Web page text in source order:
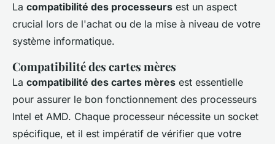
La compatibilité des processeurs est un aspect
crucial lors de l'achat ou de la mise à niveau de votre
système informatique.
Compatibilité des cartes mères
La compatibilité des cartes mères est essentielle
pour assurer le bon fonctionnement des processeurs
Intel et AMD. Chaque processeur nécessite un socket
spécifique, et il est impératif de vérifier que votre